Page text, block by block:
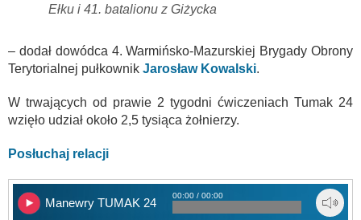
Ełku i 41. batalionu z Giżycka
– dodał dowódca 4. Warmińsko-Mazurskiej Brygady Obrony
Terytorialnej pułkownik Jarosław Kowalski.
W trwających od prawie 2 tygodni ćwiczeniach Tumak 24
wzięło udział około 2,5 tysiąca żołnierzy.
Posłuchaj relacji
Manewry TUMAK 24
00:00 / 00:00